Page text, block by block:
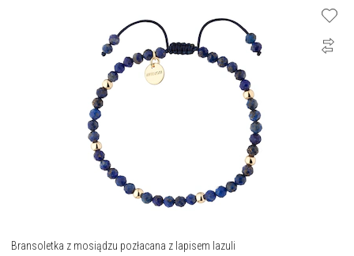
Bransoletka z mosiądzu pozłacana z lapisem lazuli